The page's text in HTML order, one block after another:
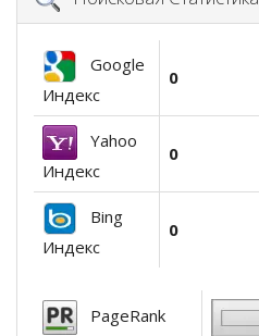
Google
Индекс
0
Yahoo
Индекс
0
Bing
Индекс
0
PageRank